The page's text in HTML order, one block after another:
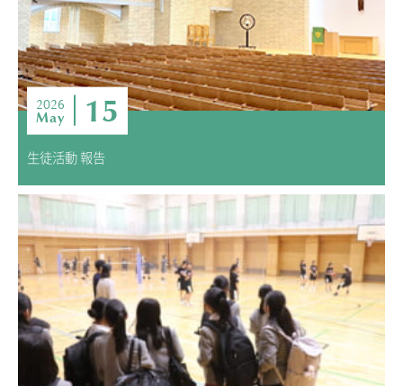
2026
May 15
生徒活動 報告